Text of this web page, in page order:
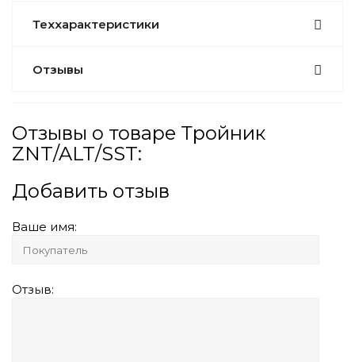
Теххарактеристики
Отзывы
Отзывы о товаре Тройник
ZNT/ALT/SST:
Добавить отзыв
Ваше имя:
Отзыв: